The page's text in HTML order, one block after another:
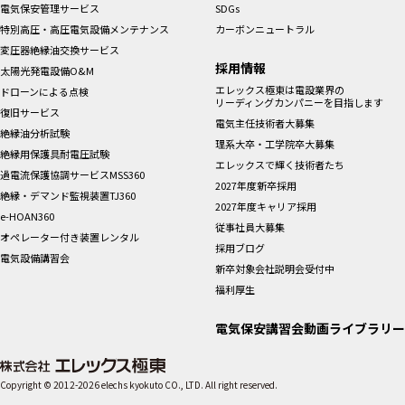
電気保安管理サービス
特別高圧・高圧電気設備メンテナンス
変圧器絶縁油交換サービス
太陽光発電設備O&M
ドローンによる点検
復旧サービス
絶縁油分析試験
絶縁用保護具耐電圧試験
過電流保護協調サービスMSS360
絶縁・デマンド監視装置TJ360
e-HOAN360
オペレーター付き装置レンタル
電気設備講習会
SDGs
カーボンニュートラル
採用情報
エレックス極東は電設業界の
リーディングカンパニーを目指します
電気主任技術者大募集
理系大卒・工学院卒大募集
エレックスで輝く技術者たち
2027年度新卒採用
2027年度キャリア採用
従事社員大募集
採用ブログ
新卒対象会社説明会受付中
福利厚生
電気保安講習会動画ライブラリー
Copyright © 2012-2026 elechs kyokuto CO., LTD. All right reserved.